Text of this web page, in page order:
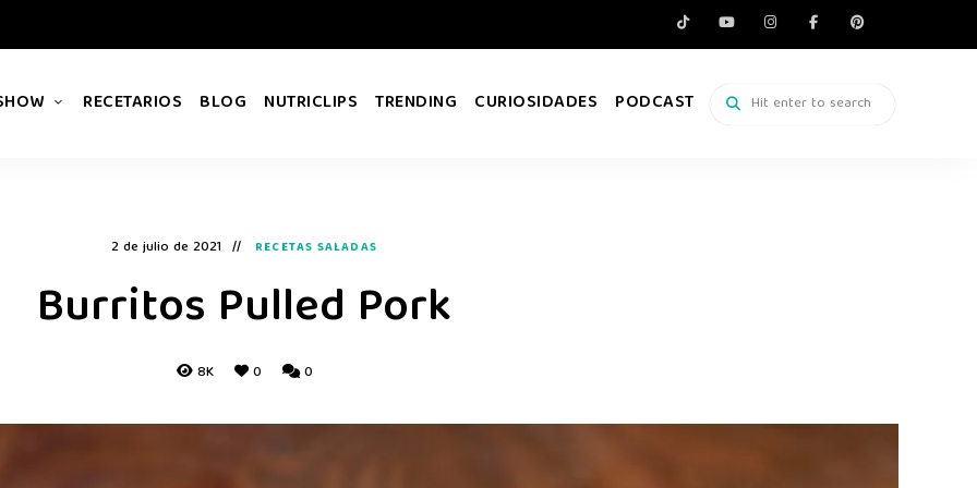
RECETARIOS BLOG NUTRICLIPS TRENDING CURIOSIDADES PODCAST
2 de julio de 2021 RECETAS SALADAS
Burritos Pulled Pork
8K 0 0